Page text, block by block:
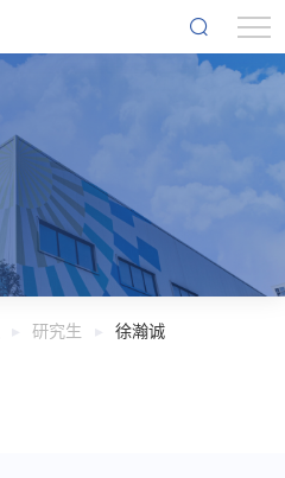
研究生 徐瀚诚